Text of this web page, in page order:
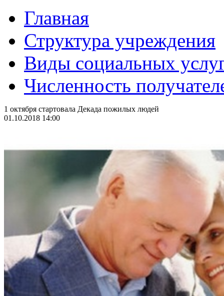
Главная
Структура учреждения
Виды социальных
Численность
1 октября стартовала Декада пожилых людей
01.10.2018 14:00